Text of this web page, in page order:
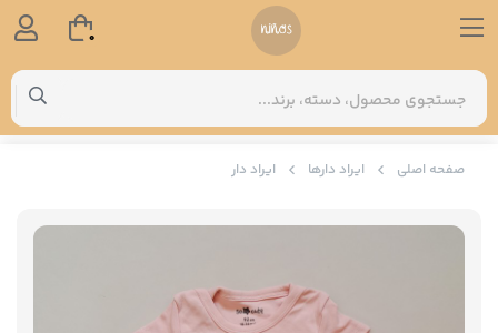
صفحه اصلی ایراد دارها ایراد دار
0